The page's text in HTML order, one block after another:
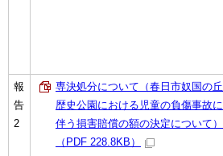
報
告
2
専決処分について（春日市奴国の丘
歴史公園における児童の負傷事故に
伴う損害賠償の額の決定について）
（PDF 228.8KB）